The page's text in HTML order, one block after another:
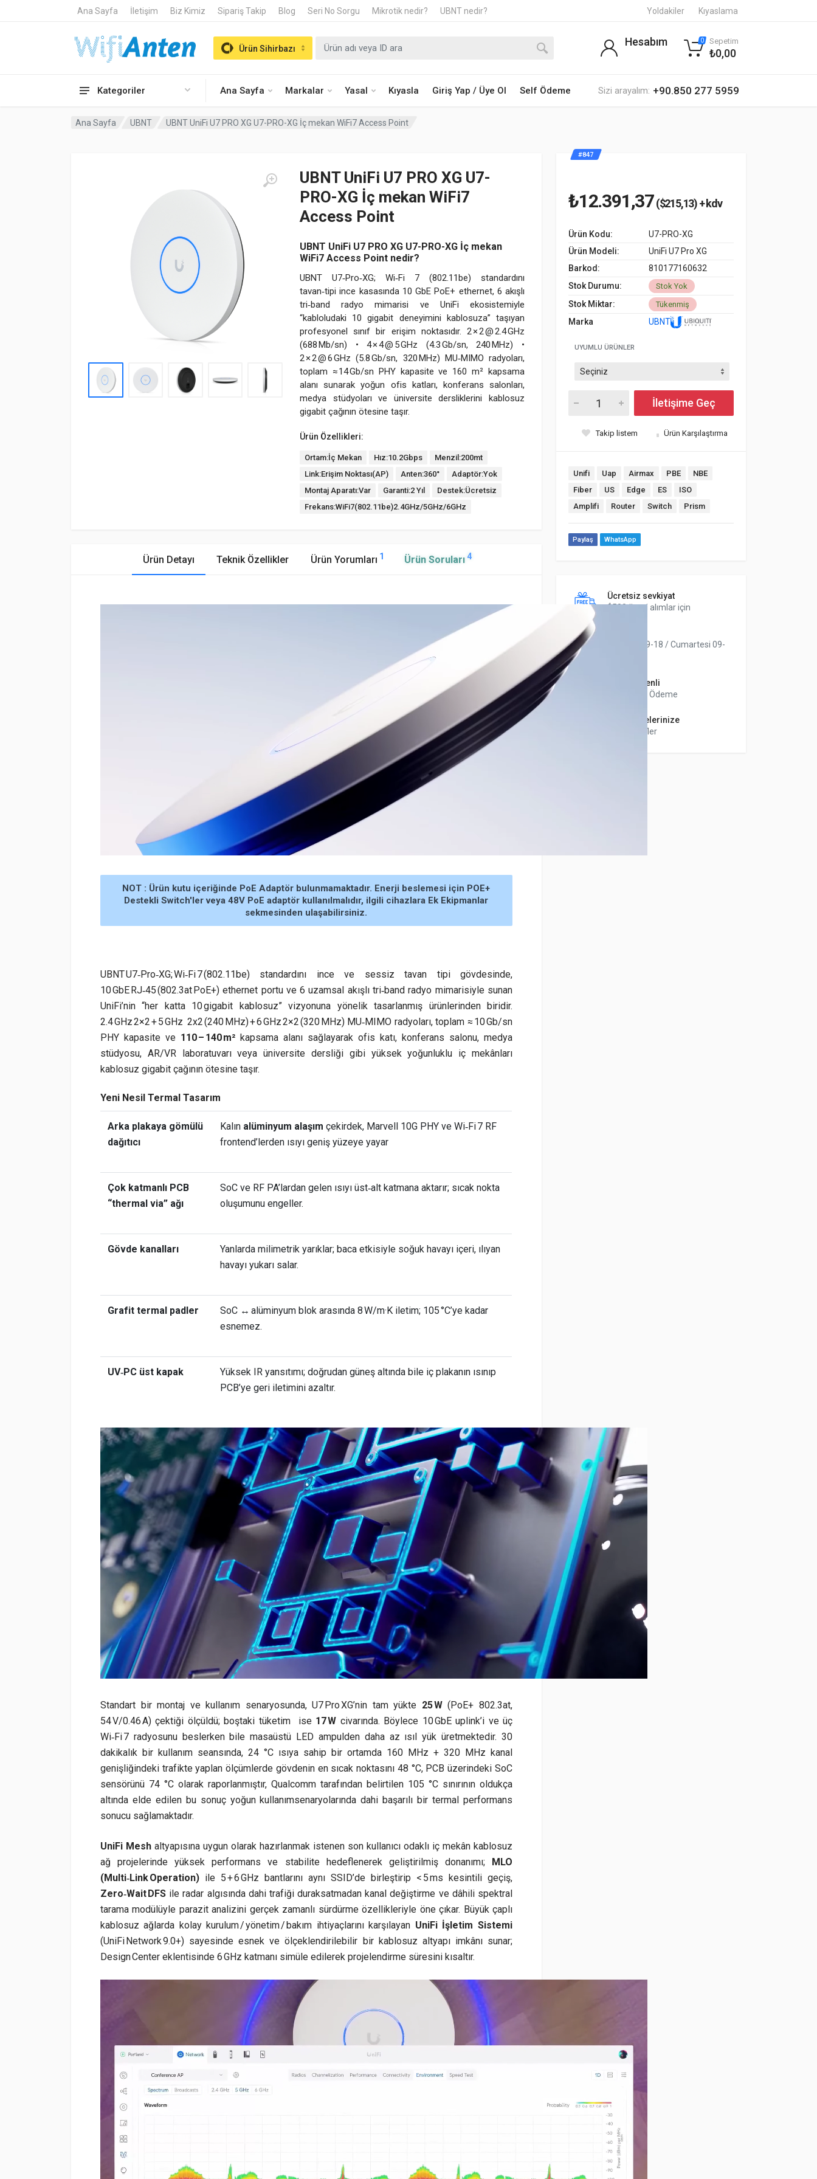
Ana Sayfa İletişim Biz Kimiz Sipariş Takip Blog Seri No Sorgu Mikrotik nedir? UBNT nedir? Yoldakiler Kıyaslama
Kategoriler Ana Sayfa Markalar Yasal Kıyasla Giriş Yap / Üye Ol Self Ödeme Sizi arayalım: +90.850 277 5959
Ürün Sihirbazı
Hesabım 0 Sepetim
₺0,00
Ana Sayfa UBNT UBNT UniFi U7 PRO XG U7-PRO-XG İç mekan WiFi7 Access Point
UBNT UniFi U7 PRO XG U7-
PRO-XG İç mekan WiFi7
Access Point
UBNT UniFi U7 PRO XG U7-PRO-XG İç mekan
WiFi7 Access Point nedir?
UBNT U7‑Pro‑XG; Wi‑Fi 7 (802.11be) standardını
tavan‑tipi ince kasasında 10 GbE PoE+ ethernet, 6 akışlı
tri‑band radyo mimarisi ve UniFi ekosistemiyle
“kabloludaki 10 gigabit deneyimini kablosuza” taşıyan
profesyonel sınıf bir erişim noktasıdır. 2 × 2 @ 2.4 GHz
(688 Mb/sn) • 4 × 4 @ 5 GHz (4.3 Gb/sn, 240 MHz) •
2 × 2 @ 6 GHz (5.8 Gb/sn, 320 MHz) MU‑MIMO radyoları,
toplam ≈ 14 Gb/sn PHY kapasite ve 160 m² kapsama
alanı sunarak yoğun ofis katları, konferans salonları,
medya stüdyoları ve üniversite dersliklerini kablosuz
gigabit çağının ötesine taşır.
Ürün Özellikleri:
Ortam:İç Mekan Hız:10.2Gbps
Menzil:200mt
Link:Erişim Noktası(AP)
Anten:360°
Adaptör:Yok
Montaj Aparatı:Var
Garanti:2 Yıl
Destek:Ücretsiz
Frekans:WiFi7(802.11be)2.4GHz/5GHz/6GHz
#847
₺12.391,37($215,13) + kdv
Ürün Kodu:
U7-PRO-XG
Ürün Modeli:
UniFi U7 Pro XG
Barkod:
810177160632
Stok Durumu:
Stok Yok
Stok Miktar: Tükenmiş
Marka UBNT
UYUMLU ÜRÜNLER
İletişime Geç
Takip listem Ürün Karşılaştırma
Unifi Uap Airmax PBE
NBE
Fiber
US Edge ES
ISO
Amplifi
Router Switch Prism
Paylaş WhatsApp
Ücretsiz sevkiyat
$500 üzeri alımlar için
Hafta içi 09-18 / Cumartesi 09-
100% Güvenli
3D Güvenli Ödeme
Özel Projelerinize
Özel Teklifler
Ürün Detayı Teknik Özellikler Ürün Yorumları 1 Ürün Soruları4
NOT : Ürün kutu içeriğinde PoE Adaptör bulunmamaktadır. Enerji beslemesi için POE+
Destekli Switch'ler veya 48V PoE adaptör kullanılmalıdır, ilgili cihazlara Ek Ekipmanlar
sekmesinden ulaşabilirsiniz.
UBNT U7‑Pro‑XG; Wi‑Fi 7 (802.11be) standardını ince ve sessiz tavan tipi gövdesinde,
10 GbE RJ‑45 (802.3at PoE+) ethernet portu ve 6 uzamsal akışlı tri‑band radyo mimarisiyle sunan
UniFi’nin “her katta 10 gigabit kablosuz” vizyonuna yönelik tasarlanmış ürünlerinden biridir.
2.4 GHz 2×2 + 5 GHz 2x2 (240 MHz) + 6 GHz 2×2 (320 MHz) MU‑MIMO radyoları, toplam ≈ 10 Gb/sn
PHY kapasite ve 110 – 140 m² kapsama alanı sağlayarak ofis katı, konferans salonu, medya
stüdyosu, AR/VR laboratuvarı veya üniversite dersliği gibi yüksek yoğunluklu iç mekânları
kablosuz gigabit çağının ötesine taşır.
Yeni Nesil Termal Tasarım
Arka plakaya gömülü
dağıtıcı
Kalın alüminyum alaşım çekirdek, Marvell 10G PHY ve Wi‑Fi 7 RF
frontend’lerden ısıyı geniş yüzeye yayar
Çok katmanlı PCB
“thermal via” ağı
SoC ve RF PA’lardan gelen ısıyı üst‑alt katmana aktarır; sıcak nokta
oluşumunu engeller.
Gövde kanalları
Yanlarda milimetrik yarıklar; baca etkisiyle soğuk havayı içeri, ılıyan
havayı yukarı salar.
Grafit termal padler
SoC ↔ alüminyum blok arasında 8 W/m·K iletim; 105 °C’ye kadar
esnemez.
UV‑PC üst kapak
Yüksek IR yansıtımı; doğrudan güneş altında bile iç plakanın ısınıp
PCB’ye geri iletimini azaltır.
Standart bir montaj ve kullanım senaryosunda, U7 Pro XG’nin tam yükte 25 W(PoE+ 802.3at,
54 V/0.46 A) çektiği ölçüldü; boştaki tüketim ise 17 W civarında. Böylece 10 GbE uplink’i ve üç
Wi‑Fi 7 radyosunu beslerken bile masaüstü LED ampulden daha az ısıl yük üretmektedir. 30
dakikalık bir kullanım seansında, 24 °C ısıya sahip bir ortamda 160 MHz + 320 MHz kanal
genişliğindeki trafikte yaplan ölçümlerde gövdenin en sıcak noktasını 48 °C, PCB üzerindeki SoC
sensörünü 74 °C olarak raporlanmıştır, Qualcomm tarafından belirtilen 105 °C sınırının oldukça
altında elde edilen bu sonuç yoğun kullanımsenaryolarında dahi başarılı bir termal performans
sonucu sağlamaktadır.
UniFi Mesh altyapısına uygun olarak hazırlanmak istenen son kullanıcı odaklı iç mekân kablosuz
ağ projelerinde yüksek performans ve stabilite hedeflenerek geliştirilmiş donanımı; MLO
(Multi‑Link Operation) ile 5 + 6 GHz bantlarını aynı SSID’de birleştirip < 5 ms kesintili geçiş,
Zero‑Wait DFS ile radar algısında dahi trafiği duraksatmadan kanal değiştirme ve dâhili spektral
tarama modülüyle parazit analizini gerçek zamanlı sürdürme özellikleriyle öne çıkar. Büyük çaplı
kablosuz ağlarda kolay kurulum / yönetim / bakım ihtiyaçlarını karşılayan UniFi İşletim Sistemi
(UniFi Network 9.0+) sayesinde esnek ve ölçeklendirilebilir bir kablosuz altyapı imkânı sunar;
Design Center eklentisinde 6 GHz katmanı simüle edilerek projelendirme süresini kısaltır.